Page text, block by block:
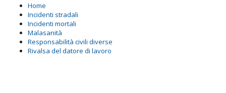
Home
Incidenti stradali
Incidenti mortali
Malasanità
Responsabilità civili diverse
Rivalsa del datore di lavoro